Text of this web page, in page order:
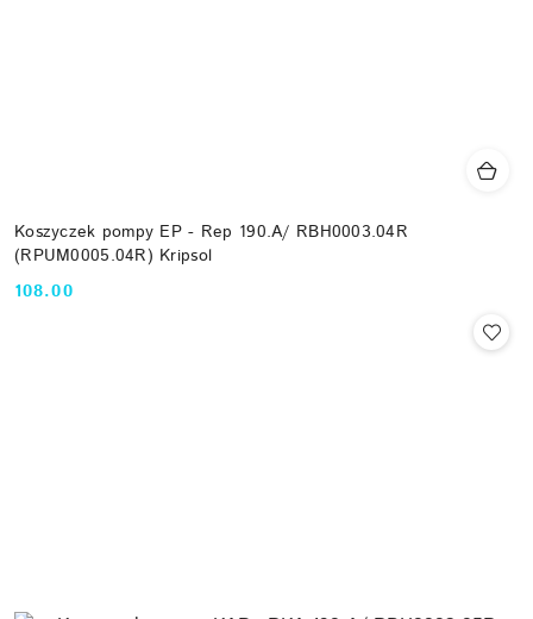
Koszyczek pompy EP - Rep 190.A/ RBH0003.04R
(RPUM0005.04R) Kripsol
Cena:
108.00